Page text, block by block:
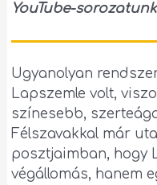
YouTube-
Ugyanolyan
Lapszemle volt,
színesebb,
Félszavakkal már
posztjaimban, hogy
végállomás, hanem